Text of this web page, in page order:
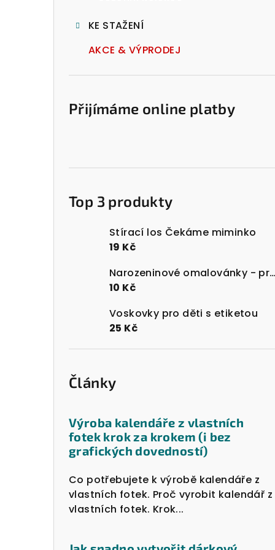
KE STAŽENÍ
AKCE & VÝPRODEJ
Přijímáme online platby
Top 3 produkty
Stírací los Čekáme miminko
19 Kč
Narozeninové omalovánky - prostírání
10 Kč
Voskovky pro děti s etiketou
25 Kč
Články
Výroba kalendáře z vlastních
fotek krok za krokem (i bez
grafických dovedností)
Co potřebujete k výrobě kalendáře z
vlastních fotek. Proč vyrobit kalendář z
vlastních fotek. Krok...